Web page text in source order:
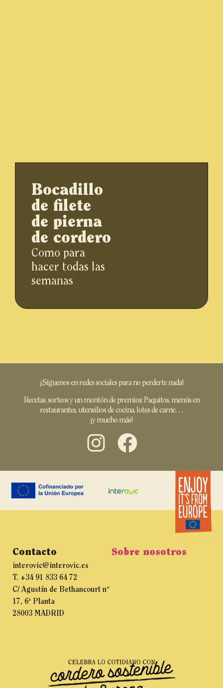
Bocadillo
de filete
de pierna
de cordero
Como para
hacer todas las
semanas
¡Síguenos en redes sociales para no perderte nada!
Recetas, sorteos y un montón de premios: Paquitos, menús en
restaurantes, utensilios de cocina, lotes de carne…
¡y mucho más!
Contacto
interovic@interovic.es
T. +34 91 833 64 72
C/ Agustín de Bethancourt nº
17, 6ª Planta
28003 MADRID
Sobre nosotros